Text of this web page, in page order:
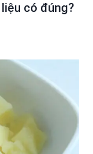
liệu có đúng?